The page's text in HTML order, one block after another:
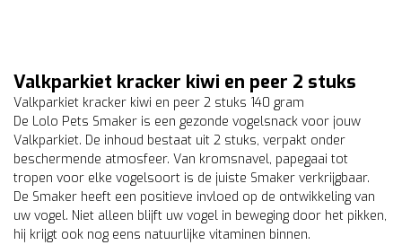
Valkparkiet kracker kiwi en peer 2 stuks
Valkparkiet kracker kiwi en peer 2 stuks 140 gram
De Lolo Pets Smaker is een gezonde vogelsnack voor jouw
Valkparkiet. De inhoud bestaat uit 2 stuks, verpakt onder
beschermende atmosfeer. Van kromsnavel, papegaai tot
tropen voor elke vogelsoort is de juiste Smaker verkrijgbaar.
De Smaker heeft een positieve invloed op de ontwikkeling van
uw vogel. Niet alleen blijft uw vogel in beweging door het pikken,
hij krijgt ook nog eens natuurlijke vitaminen binnen.